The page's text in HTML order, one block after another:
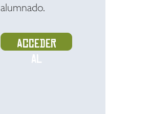
alumnado.
Acceder
al